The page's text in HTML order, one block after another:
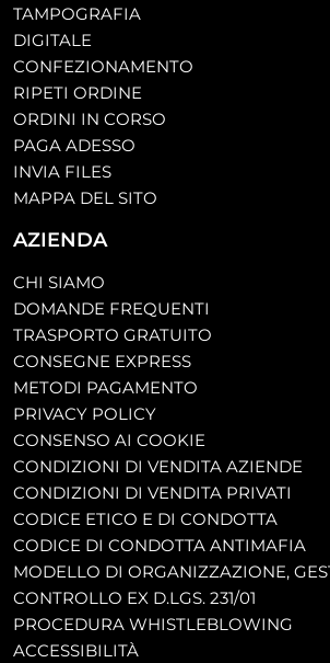
TAMPOGRAFIA
DIGITALE
CONFEZIONAMENTO
RIPETI ORDINE
ORDINI IN CORSO
PAGA ADESSO
INVIA FILES
MAPPA DEL SITO
AZIENDA
CHI SIAMO
DOMANDE FREQUENTI
TRASPORTO GRATUITO
CONSEGNE EXPRESS
METODI PAGAMENTO
PRIVACY POLICY
CONSENSO AI COOKIE
CONDIZIONI DI VENDITA AZIENDE
CONDIZIONI DI VENDITA PRIVATI
CODICE ETICO E DI CONDOTTA
CODICE DI CONDOTTA ANTIMAFIA
MODELLO DI ORGANIZZAZIONE,
CONTROLLO EX D.LGS. 231/01
PROCEDURA WHISTLEBLOWING
ACCESSIBILITÀ